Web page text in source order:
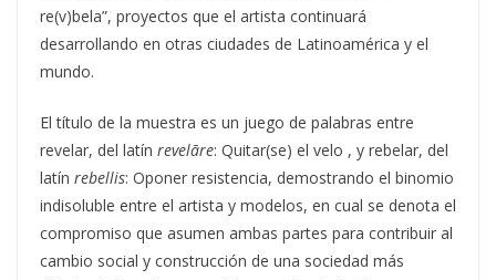
re(v)bela”, proyectos que el artista continuará
desarrollando en otras ciudades de Latinoamérica y el
mundo.
El título de la muestra es un juego de palabras entre
revelar, del latín revelāre: Quitar(se) el velo , y rebelar, del
latín rebellis: Oponer resistencia, demostrando el binomio
indisoluble entre el artista y modelos, en cual se denota el
compromiso que asumen ambas partes para contribuir al
cambio social y construcción de una sociedad más